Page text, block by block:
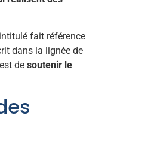
fait référence
dans la lignée de
de soutenir le